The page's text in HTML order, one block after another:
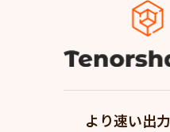
より速い出